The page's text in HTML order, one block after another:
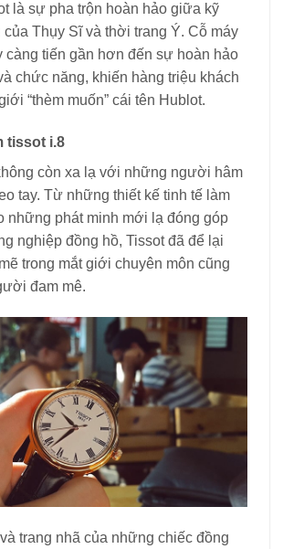
là sự pha trộn hoàn hảo giữa kỹ
của Thụy Sĩ và thời trang Ý. Cỗ máy
càng tiến gần hơn đến sự hoàn hảo
chức năng, khiến hàng triệu khách
“thèm muốn” cái tên Hublot.
tissot i.8
còn xa lạ với những người hâm
tay. Từ những thiết kế tinh tế làm
những phát minh mới lạ đóng góp
nghiệp đồng hồ, Tissot đã để lại
trong mắt giới chuyên môn cũng
đam mê.
trang nhã của những chiếc đồng